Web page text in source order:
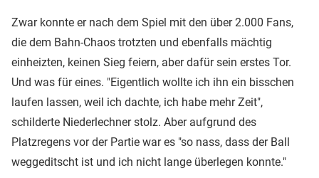
Zwar konnte er nach dem Spiel mit den über 2.000 Fans,
die dem Bahn-Chaos trotzten und ebenfalls mächtig
einheizten, keinen Sieg feiern, aber dafür sein erstes Tor.
Und was für eines. "Eigentlich wollte ich ihn ein bisschen
laufen lassen, weil ich dachte, ich habe mehr Zeit",
schilderte Niederlechner stolz. Aber aufgrund des
Platzregens vor der Partie war es "so nass, dass der Ball
weggeditscht ist und ich nicht lange überlegen konnte."